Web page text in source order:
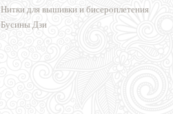
Нитки для вышивки и бисероплетения
Бусины Дзи